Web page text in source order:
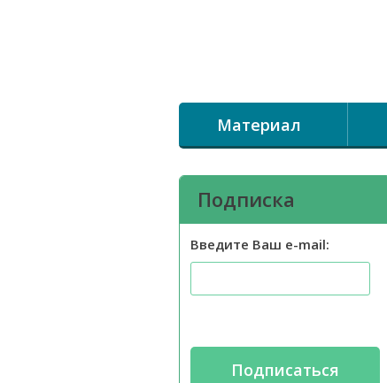
Материал
Подписка
Введите Ваш e-mail: